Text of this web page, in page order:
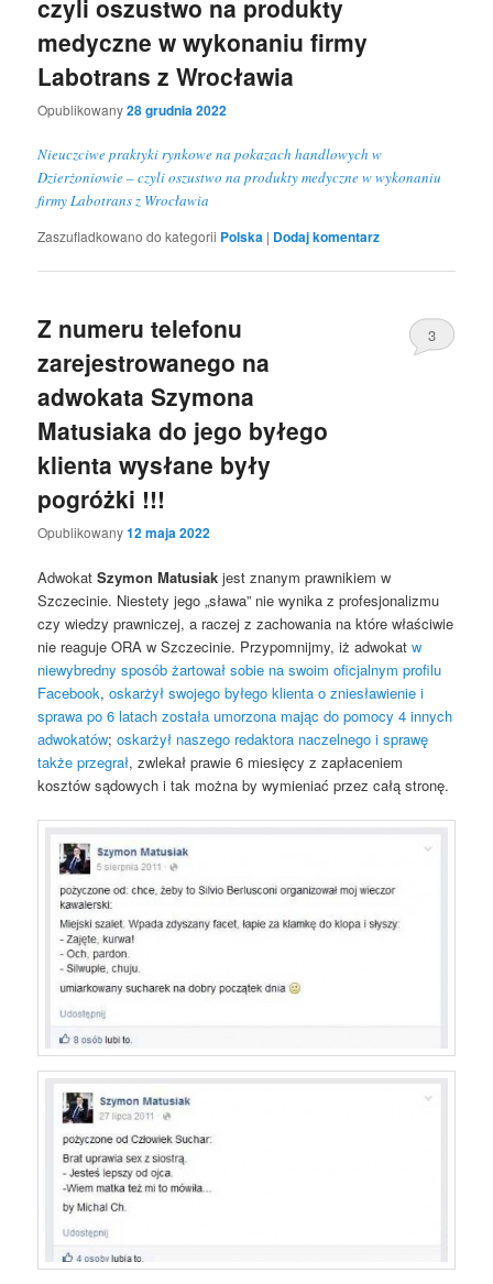
czyli oszustwo na produkty
medyczne w wykonaniu firmy
Labotrans z Wrocławia
Opublikowany28 grudnia 2022
Nieuczciwe praktyki rynkowe na pokazach handlowych w
Dzierżoniowie – czyli oszustwo na produkty medyczne w wykonaniu
firmy Labotrans z Wrocławia
Zaszufladkowano do kategorii Polska | Dodaj komentarz
Z numeru telefonu
zarejestrowanego na
adwokata Szymona
Matusiaka do jego byłego
klienta wysłane były
pogróżki !!!
Opublikowany12 maja 2022
3
AdwokatSzymon Matusiak jest znanym prawnikiem w
Szczecinie. Niestety jego „sława” nie wynika z profesjonalizmu
czy wiedzy prawniczej, a raczej z zachowania na które właściwie
nie reaguje ORA w Szczecinie. Przypomnijmy, iż adwokatw
niewybredny sposób żartował sobie na swoim oficjalnym profilu
Facebook,oskarżył swojego byłego klienta o zniesławienie i
sprawa po 6 latach została umorzona mając do pomocy 4 innych
adwokatów;oskarżył naszego redaktora naczelnego i sprawę
także przegrał, zwlekał prawie 6 miesięcy z zapłaceniem
kosztów sądowych i tak można by wymieniać przez całą stronę.